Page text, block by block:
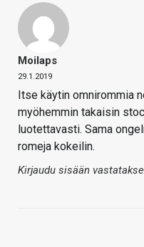
Moilaps
29.1.2019
Itse käytin omnirommia
myöhemmin takaisin
luotettavasti. Sama
romeja kokeilin.
Kirjaudu sisään